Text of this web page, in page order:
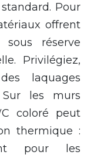
Pour
offrent
réserve
Privilégiez,
laquages
Sur les murs
coloré peut
thermique :
pour les